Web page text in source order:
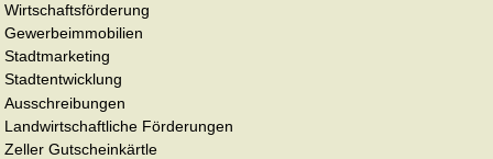
Wirtschaftsförderung
Gewerbeimmobilien
Stadtmarketing
Stadtentwicklung
Ausschreibungen
Landwirtschaftliche Förderungen
Zeller Gutscheinkärtle